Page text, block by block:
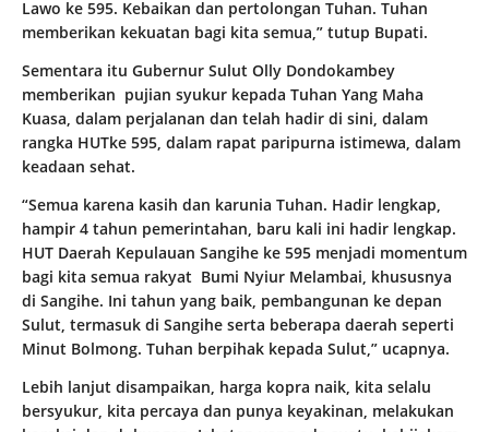
Lawo ke 595. Kebaikan dan pertolongan Tuhan. Tuhan
memberikan kekuatan bagi kita semua,” tutup Bupati.
Sementara itu Gubernur Sulut Olly Dondokambey
memberikan pujian syukur kepada Tuhan Yang Maha
Kuasa, dalam perjalanan dan telah hadir di sini, dalam
rangka HUTke 595, dalam rapat paripurna istimewa, dalam
keadaan sehat.
“Semua karena kasih dan karunia Tuhan. Hadir lengkap,
hampir 4 tahun pemerintahan, baru kali ini hadir lengkap.
HUT Daerah Kepulauan Sangihe ke 595 menjadi momentum
bagi kita semua rakyat Bumi Nyiur Melambai, khususnya
di Sangihe. Ini tahun yang baik, pembangunan ke depan
Sulut, termasuk di Sangihe serta beberapa daerah seperti
Minut Bolmong. Tuhan berpihak kepada Sulut,” ucapnya.
Lebih lanjut disampaikan, harga kopra naik, kita selalu
bersyukur, kita percaya dan punya keyakinan, melakukan